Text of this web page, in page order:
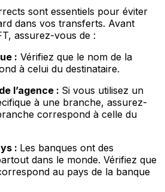
sont essentiels pour éviter
dans vos transferts. Avant
assurez-vous de :
: Vérifiez que le nom de la
à celui du destinataire.
l’agence : Si vous utilisez un
à une branche, assurez-
correspond à celle du
: Les banques ont des
dans le monde. Vérifiez que
au pays de la banque